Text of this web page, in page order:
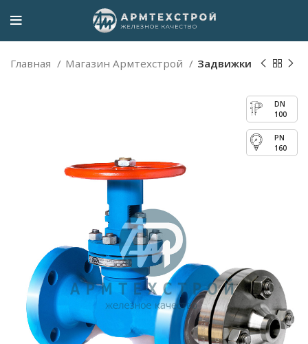
Главная Магазин Армтехстрой Задвижки
100
160